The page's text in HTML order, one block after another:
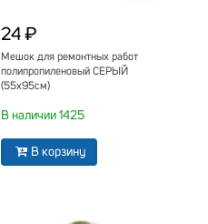
24 ₽
Мешок для ремонтных работ
полипропиленовый СЕРЫЙ
(55х95см)
В наличии 1425
В корзину